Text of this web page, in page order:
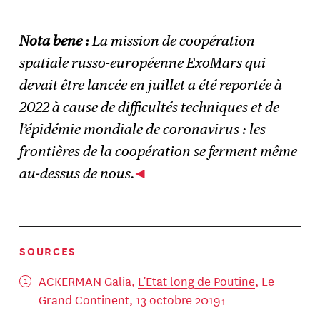
Nota bene : La mission de coopération
spatiale russo-européenne ExoMars qui
devait être lancée en juillet a été reportée à
2022 à cause de difficultés techniques et de
l’épidémie mondiale de coronavirus : les
frontières de la coopération se ferment même
au-dessus de nous.
SOURCES
ACKERMAN Galia, L’Etat long de Poutine, Le
Grand Continent, 13 octobre 2019